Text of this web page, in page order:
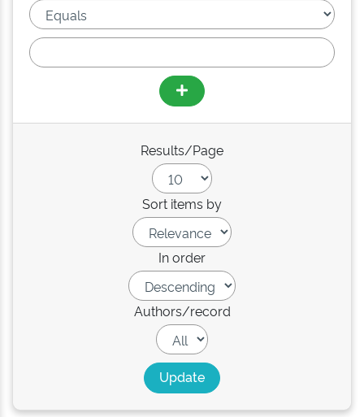
Results/Page
Sort items by
In order
Authors/record